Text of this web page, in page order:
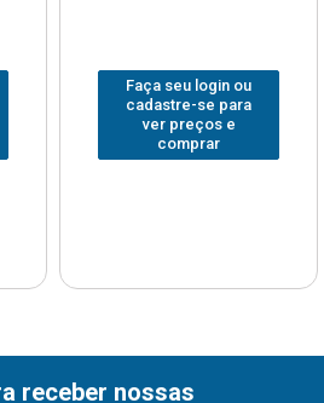
Faça seu login ou
cadastre-se para
ver preços e
comprar
receber nossas